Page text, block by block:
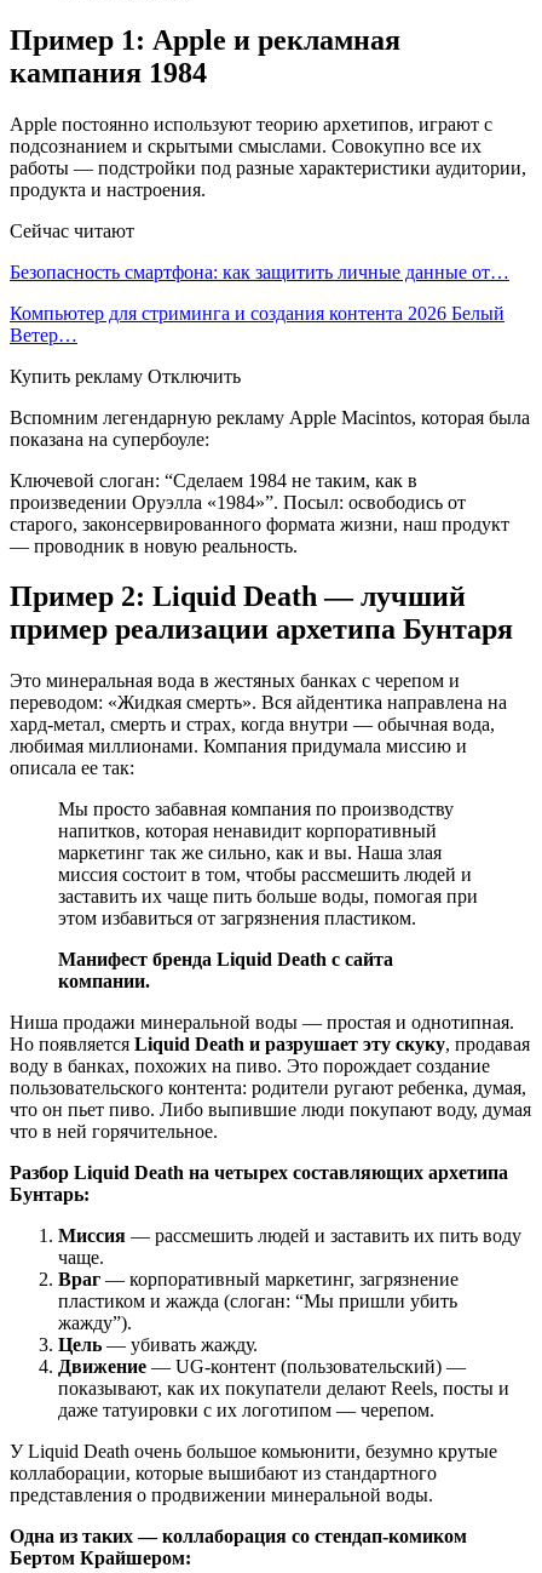
Пример 1: Apple и рекламная
кампания 1984
Apple постоянно используют теорию архетипов, играют с
подсознанием и скрытыми смыслами. Совокупно все их
работы — подстройки под разные характеристики аудитории,
продукта и настроения.
Сейчас читают
Безопасность смартфона: как защитить личные данные от…
Компьютер для стриминга и создания контента 2026 Белый
Ветер…
Купить рекламу Отключить
Вспомним легендарную рекламу Apple Macintos, которая была
показана на супербоуле:
Ключевой слоган: “Сделаем 1984 не таким, как в
произведении Оруэлла «1984»”. Посыл: освободись от
старого, законсервированного формата жизни, наш продукт
— проводник в новую реальность.
Пример 2: Liquid Death — лучший
пример реализации архетипа Бунтаря
Это минеральная вода в жестяных банках с черепом и
переводом: «Жидкая смерть». Вся айдентика направлена на
хард-метал, смерть и страх, когда внутри — обычная вода,
любимая миллионами. Компания придумала миссию и
описала ее так:
Мы просто забавная компания по производству
напитков, которая ненавидит корпоративный
маркетинг так же сильно, как и вы. Наша злая
миссия состоит в том, чтобы рассмешить людей и
заставить их чаще пить больше воды, помогая при
этом избавиться от загрязнения пластиком.
Манифест бренда Liquid Death с сайта
компании.
Ниша продажи минеральной воды — простая и однотипная.
Но появляется Liquid Death и разрушает эту скуку, продавая
воду в банках, похожих на пиво. Это порождает создание
пользовательского контента: родители ругают ребенка, думая,
что он пьет пиво. Либо выпившие люди покупают воду, думая
что в ней горячительное.
Разбор Liquid Death на четырех составляющих архетипа
Бунтарь:
Миссия — рассмешить людей и заставить их пить воду
чаще.
Враг — корпоративный маркетинг, загрязнение
пластиком и жажда (слоган: “Мы пришли убить
жажду”).
Цель — убивать жажду.
Движение — UG-контент (пользовательский) —
показывают, как их покупатели делают Reels, посты и
даже татуировки с их логотипом — черепом.
У Liquid Death очень большое комьюнити, безумно крутые
коллаборации, которые вышибают из стандартного
представления о продвижении минеральной воды.
Одна из таких — коллаборация со стендап-комиком
Бертом Крайшером: